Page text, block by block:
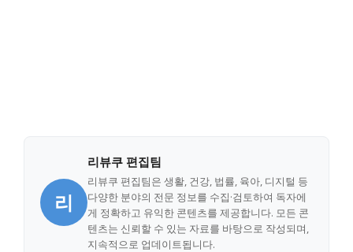
리
리뷰쿠 편집팀
리뷰쿠 편집팀은 생활, 건강, 법률, 육아, 디지털 등
다양한 분야의 전문 정보를 수집·검토하여 독자에
게 정확하고 유익한 콘텐츠를 제공합니다. 모든 콘
텐츠는 신뢰할 수 있는 자료를 바탕으로 작성되며,
지속적으로 업데이트됩니다.